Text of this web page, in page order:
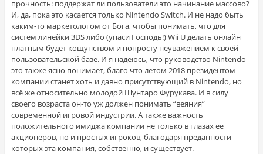
прочность: поддержат ли пользователи это начинание массово?
И, да, пока это касается только Nintendo Switch. И не надо быть
каким-то маркетологом от Бога, чтобы понимать, что для
систем линейки 3DS либо (упаси Господь!) Wii U делать онлайн
платным будет кощунством и попросту неуважением к своей
пользовательской базе. И я надеюсь, что руководство Nintendo
это также ясно понимает, благо что летом 2018 президентом
компании станет хоть и давно присутствующий в Nintendo, но
всё же относительно молодой Шунтаро Фурукава. И в силу
своего возраста он-то уж должен понимать “веяния”
современной игровой индустрии. А также важность
положительного имиджа компании не только в глазах её
акционеров, но и простых игроков, благодаря преданности
которых эта компания, собственно, и существует.